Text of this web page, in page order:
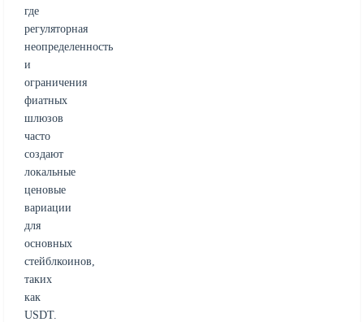
где
регуляторная
неопределенность
и
ограничения
фиатных
шлюзов
часто
создают
локальные
ценовые
вариации
для
основных
стейблкоинов,
таких
как
USDT.